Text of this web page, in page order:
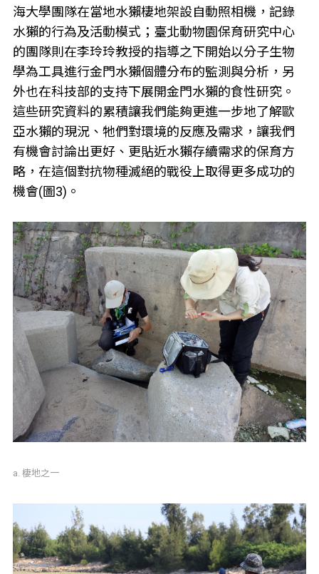
海大學團隊在當地水獺棲地架設自動照相機，記錄
水獺的行為及活動模式；臺北動物園保育研究中心
的團隊則在李玲玲教授的指導之下開始以分子生物
學為工具進行金門水獺個體分布的監測與分析，另
外也在科技部的支持下展開金門水獺的食性研究。
這些研究資料的累積讓我們能夠更進一步地了解歐
亞水獺的現況、牠們對環境的反應及需求，讓我們
有機會討論出更好、更貼近水獺存續需求的保育方
略，在這個對抗物種滅絕的戰役上取得更多成功的
機會(圖3)。
a. 棲地之一